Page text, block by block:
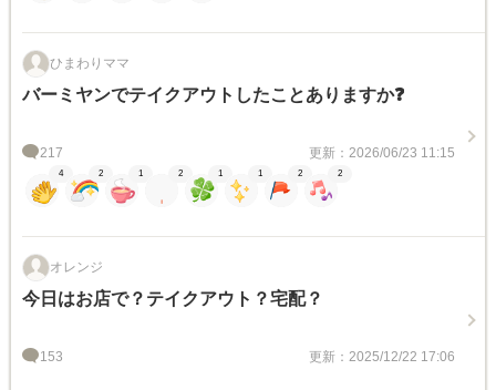
ひまわりママ
バーミヤンでテイクアウトしたことありますか❓
217 更新：2026/06/23 11:15
4 2 1 2 1 1 2 2
オレンジ
今日はお店で？テイクアウト？宅配？
153 更新：2025/12/22 17:06